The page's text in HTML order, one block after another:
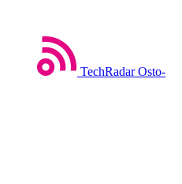
TechRadar Osto-